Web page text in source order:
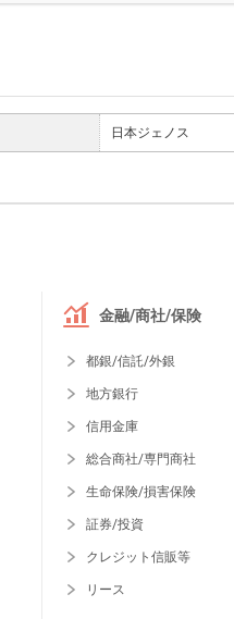
日本ジェノス
金融/商社/保険
都銀/信託/外銀
地方銀行
信用金庫
総合商社/専門商社
生命保険/損害保険
証券/投資
クレジット信販等
リース